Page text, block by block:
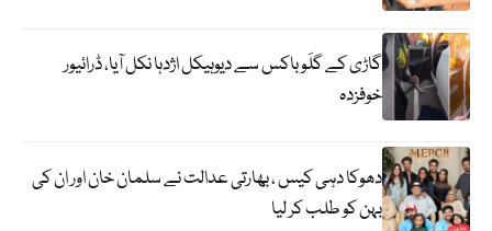
گاڑی کے گلَو باکس سے دیوہیکل اژدہا نکل آیا، ڈرائیور
خوفزدہ
دھوکا دہی کیس ، بھارتی عدالت نے سلمان خان اور ان کی
بہن کو طلب کر لیا